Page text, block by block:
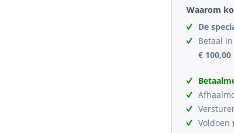
Waarom
De
Betaal
€ 100,00
Voldoen